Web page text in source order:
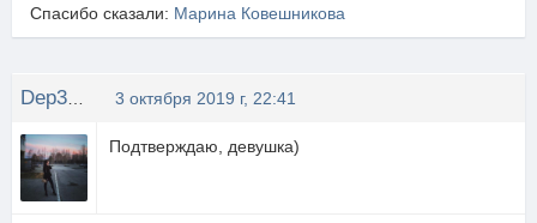
Спасибо сказали: Марина Ковешникова
3 октября 2019 г, 22:41
Подтверждаю, девушка)